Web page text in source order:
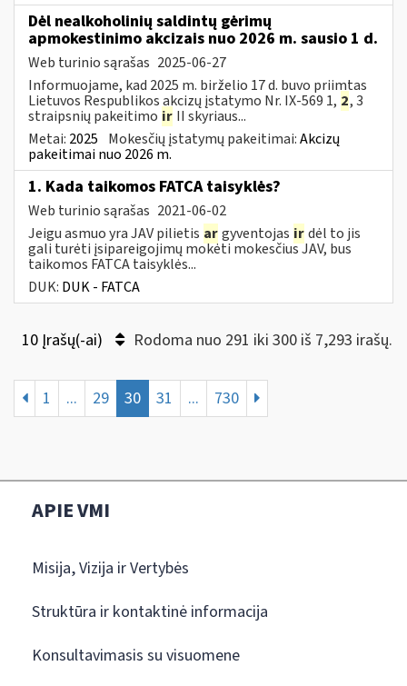
Dėl nealkoholinių saldintų gėrimų
apmokestinimo akcizais nuo 2026 m. sausio 1 d.
Web turinio sąrašas 2025-06-27
Informuojame, kad 2025 m. birželio 17 d. buvo priimtas
Lietuvos Respublikos akcizų įstatymo Nr. IX-569 1, 2, 3
straipsnių pakeitimo ir II skyriaus...
Metai: 2025 Mokesčių įstatymų pakeitimai:Akcizų
pakeitimai nuo 2026 m.
1. Kada taikomos FATCA taisyklės?
Web turinio sąrašas 2021-06-02
Jeigu asmuo yra JAV pilietis argyventojas irdėl to jis
gali turėti įsipareigojimų mokėti mokesčius JAV, bus
taikomos FATCA taisyklės...
DUK: DUK - FATCA
10 Įrašų(-ai) Rodoma nuo 291 iki 300 iš 7,293 irašų.
1 ... 29 30 31 ... 730
APIE VMI
Misija, Vizija ir Vertybės
Struktūra ir kontaktinė informacija
Konsultavimasis su visuomene